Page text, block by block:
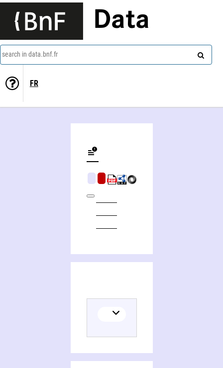
Data
search in data.bnf.fr
FR